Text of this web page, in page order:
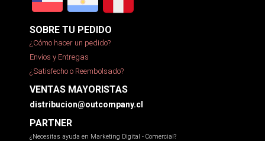
SOBRE TU PEDIDO
¿Cómo hacer un pedido?
Envíos y Entregas
¿Satisfecho o Reembolsado?
VENTAS MAYORISTAS
distribucion@outcompany.cl
PARTNER
¿Necesitas ayuda en Marketing Digital - Comercial?